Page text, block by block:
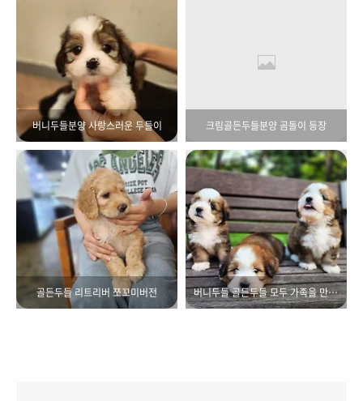
버니두들분양 사랑스러운 두들이 크림골든두들분양 곰돌이 등장
골든두들 리트리버 쪼꼬미버전 버니두들 골든두들 모두 가족을 만났어요